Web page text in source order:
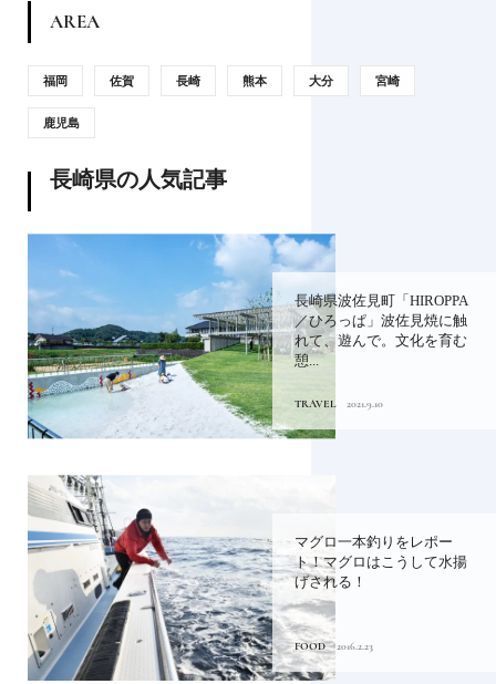
AREA
福岡 佐賀 長崎 熊本 大分 宮崎
鹿児島
長崎県の人気記事
長崎県波佐見町「HIROPPA
／ひろっぱ」波佐見焼に触
れて、遊んで。文化を育む
憩...
TRAVEL 2021.9.10
マグロ一本釣りをレポー
ト！マグロはこうして水揚
げされる！
FOOD 2016.2.23